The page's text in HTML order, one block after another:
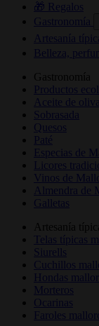
🎁 Regalos
Gastronomía
Artesanía
Belleza,
Gastronomía
Productos
Aceite de oliva
Sobrasada
Quesos
Paté
Especias de
Licores
Vinos de
Almendra de
Galletas
Artesanía
Telas típicas
Siurells
Cuchillos
Hondas
Morteros
Ocarinas
Faroles